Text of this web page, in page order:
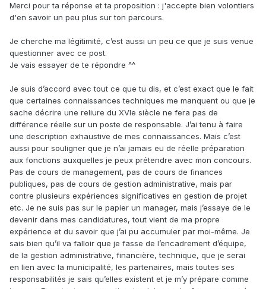
Merci pour ta réponse et ta proposition : j'accepte bien volontiers
d'en savoir un peu plus sur ton parcours.
Je cherche ma légitimité, c’est aussi un peu ce que je suis venue
questionner avec ce post.
Je vais essayer de te répondre ^^
Je suis d’accord avec tout ce que tu dis, et c’est exact que le fait
que certaines connaissances techniques me manquent ou que je
sache décrire une reliure du XVIe siècle ne fera pas de
différence réelle sur un poste de responsable. J’ai tenu à faire
une description exhaustive de mes connaissances. Mais c’est
aussi pour souligner que je n’ai jamais eu de réelle préparation
aux fonctions auxquelles je peux prétendre avec mon concours.
Pas de cours de management, pas de cours de finances
publiques, pas de cours de gestion administrative, mais par
contre plusieurs expériences significatives en gestion de projet
etc. Je ne suis pas sur le papier un manager, mais j’essaye de le
devenir dans mes candidatures, tout vient de ma propre
expérience et du savoir que j’ai pu accumuler par moi-même. Je
sais bien qu’il va falloir que je fasse de l’encadrement d’équipe,
de la gestion administrative, financière, technique, que je serai
en lien avec la municipalité, les partenaires, mais toutes ses
responsabilités je sais qu’elles existent et je m’y prépare comme